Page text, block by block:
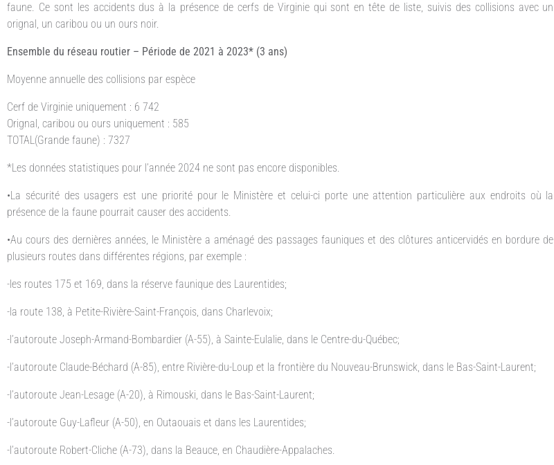
faune. Ce sont les accidents dus à la présence de cerfs de Virginie qui sont en tête de liste, suivis des collisions avec un
orignal, un caribou ou un ours noir.
Ensemble du réseau routier – Période de 2021 à 2023* (3 ans)
Moyenne annuelle des collisions par espèce
Cerf de Virginie uniquement : 6 742
Orignal, caribou ou ours uniquement : 585
TOTAL(Grande faune) : 7327
*Les données statistiques pour l’année 2024 ne sont pas encore disponibles.
•La sécurité des usagers est une priorité pour le Ministère et celui-ci porte une attention particulière aux endroits où la
présence de la faune pourrait causer des accidents.
•Au cours des dernières années, le Ministère a aménagé des passages fauniques et des clôtures anticervidés en bordure de
plusieurs routes dans différentes régions, par exemple :
-les routes 175 et 169, dans la réserve faunique des Laurentides;
-la route 138, à Petite-Rivière-Saint-François, dans Charlevoix;
-l’autoroute Joseph-Armand-Bombardier (A-55), à Sainte-Eulalie, dans le Centre-du-Québec;
-l’autoroute Claude-Béchard (A-85), entre Rivière-du-Loup et la frontière du Nouveau-Brunswick, dans le Bas-Saint-Laurent;
-l’autoroute Jean-Lesage (A-20), à Rimouski, dans le Bas-Saint-Laurent;
-l’autoroute Guy-Lafleur (A-50), en Outaouais et dans les Laurentides;
-l’autoroute Robert-Cliche (A-73), dans la Beauce, en Chaudière-Appalaches.